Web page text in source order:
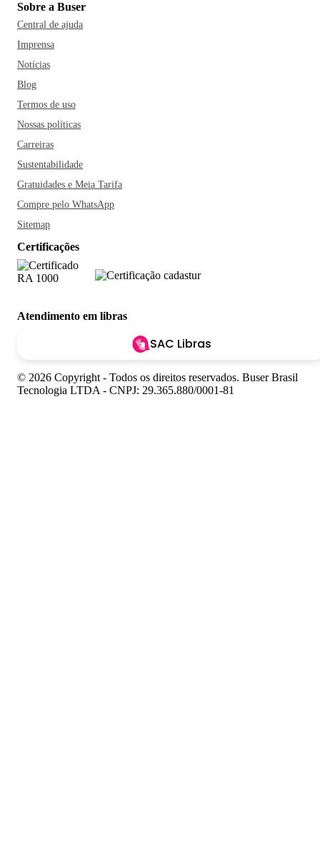
Sobre a Buser
Central de ajuda
Imprensa
Notícias
Blog
Termos de uso
Nossas políticas
Carreiras
Sustentabilidade
Gratuidades e Meia Tarifa
Compre pelo WhatsApp
Sitemap
Certificações
Atendimento em libras
SAC Libras
© 2026 Copyright - Todos os direitos reservados. Buser Brasil
Tecnologia LTDA - CNPJ: 29.365.880/0001-81